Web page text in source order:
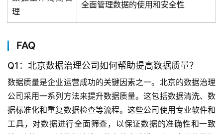
元
系
们
理
全面管理数据的使用和安全性
FAQ
Q1：北京数据治理公司如何帮助提高数据质量？
数据质量是企业运营成功的关键因素之一。北京的数据治理
公司采用一系列方法来提升数据质量。这包括数据清洗、数
据标准化和重复数据检查等流程。这些公司使用专业软件和
工具，对数据进行全面筛查，以保证数据的准确性和一致